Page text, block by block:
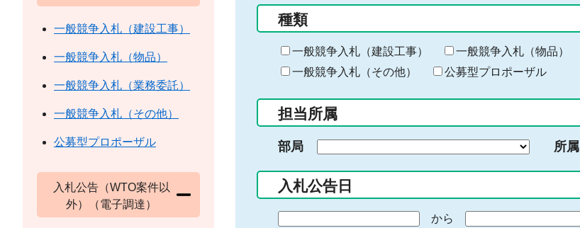
る
キ
ー
ー
入
力
種類
一般競争入札（建設工事） 一般競争入札（物品）
一般競争入札（その他）
公募型プロポーザル
担当所属
部局 所属
入札公告日
から
一般競争入札（建設工事）
一般競争入札（物品）
一般競争入札（業務委託）
一般競争入札（その他）
公募型プロポーザル
入札公告（WTO案件以
外）（電子調達）